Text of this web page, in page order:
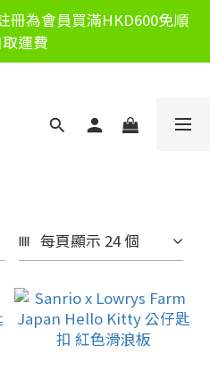
冊為會員買滿HKD600免順
運費
每頁顯示 24 個